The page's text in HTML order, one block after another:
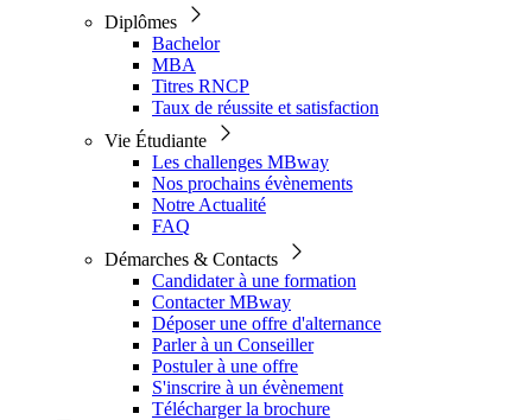
Diplômes
Bachelor
MBA
Titres RNCP
Taux de réussite et satisfaction
Vie Étudiante
Les challenges MBway
Nos prochains évènements
Notre Actualité
FAQ
Démarches & Contacts
Candidater à une formation
Contacter MBway
Déposer une offre d'alternance
Parler à un Conseiller
Postuler à une offre
S'inscrire à un évènement
Télécharger la brochure